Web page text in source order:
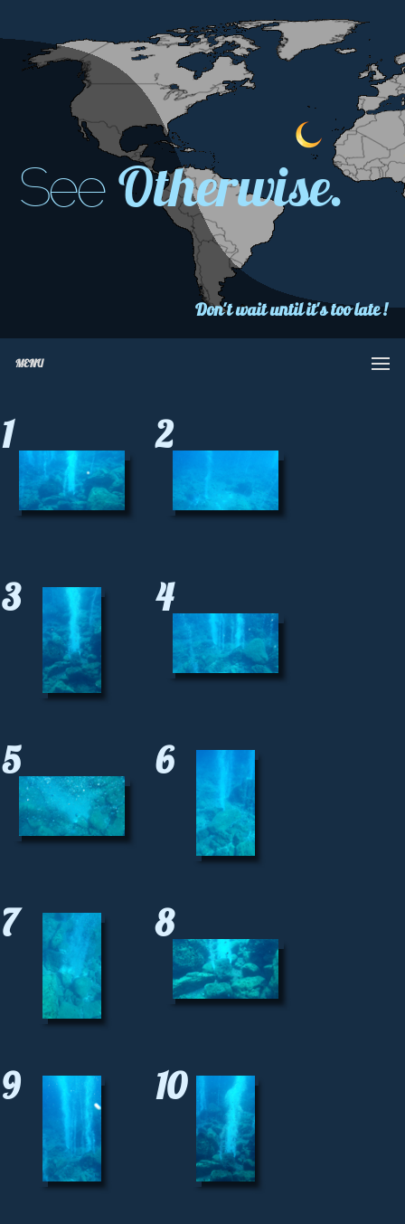
See Otherwise.
Don't wait until it's too late !
MENU
1 2
3 4
5 6
7 8
9 10